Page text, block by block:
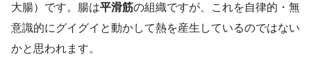
大腸）です。腸は平滑筋の組織ですが、これを自律的・無
意識的にグイグイと動かして熱を産生しているのではない
かと思われます。